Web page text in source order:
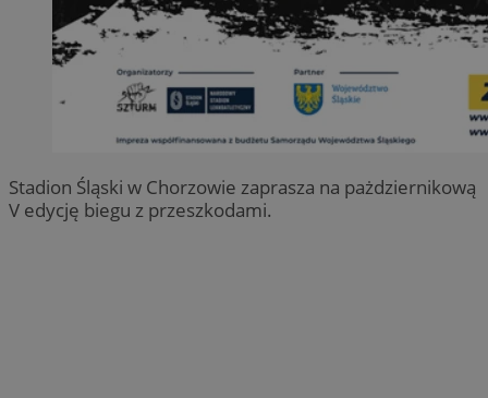
Stadion Śląski w Chorzowie zaprasza na pażdziernikową
V edycję biegu z przeszkodami.